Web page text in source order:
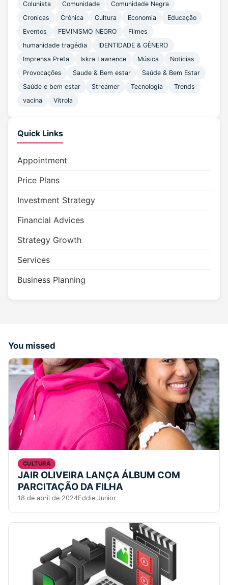
Colunista Comunidade
Comunidade Negra
Cronicas
Crônica Cultura Economia
Educação
Eventos
FEMINISMO NEGRO
Filmes
humanidade tragédia
IDENTIDADE & GÊNERO
Imprensa Preta
Iskra Lawrence Música
Noticias
Provocações
Saude & Bem estar
Saúde & Bem Estar
Saúde e bem estar
Streamer Tecnologia
Trends
vacina
Vitrola
Quick Links
Appointment
Price Plans
Investment Strategy
Financial Advices
Strategy Growth
Services
Business Planning
You missed
CULTURA
JAIR OLIVEIRA LANÇA ÁLBUM COM
PARCITAÇÃO DA FILHA
18 de abril de 2024Eddie Junior